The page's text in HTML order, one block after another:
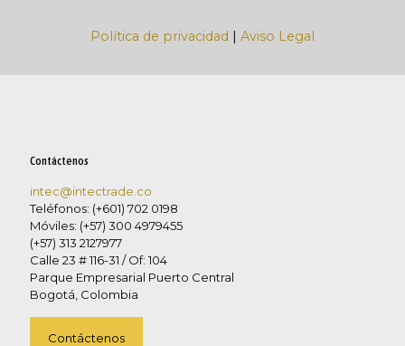
Política de privacidad | Aviso Legal
Contáctenos
intec@intectrade.co
Teléfonos: (+601) 702 0198
Móviles: (+57) 300 4979455
(+57) 313 2127977
Calle 23 # 116-31 / Of: 104
Parque Empresarial Puerto Central
Bogotá, Colombia
Contáctenos